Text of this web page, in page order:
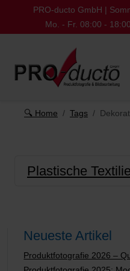
PRO-ducto GmbH |
Mo. - Fr. 08:00 -
🔍 Home Tags
Plastische
Neueste Artikel
Produktfotografie 2026 –